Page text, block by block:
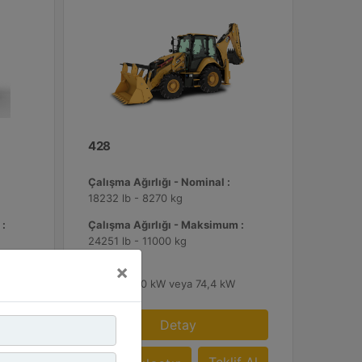
:
428
Çalışma Ağırlığı - Nominal :
18232 lb - 8270 kg
Çalışma Ağırlığı - Maksimum :
24251 lb - 11000 kg
55,4 kW, 70 kW veya 74,4 kW
Detay
×